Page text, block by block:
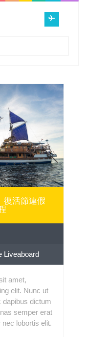
復活節連假
Liveaboard
amet,
elit. Nunc ut
dapibus dictum
semper erat
lobortis elit.